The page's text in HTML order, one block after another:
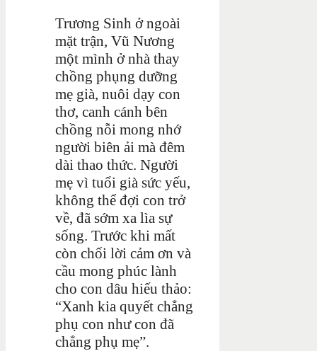
Trương Sinh ở ngoài
mặt trận, Vũ Nương
một mình ở nhà thay
chồng phụng dưỡng
mẹ già, nuôi dạy con
thơ, canh cánh bên
chồng nỗi mong nhớ
người biên ải mà đêm
dài thao thức. Người
mẹ vì tuổi già sức yếu,
không thể đợi con trở
về, đã sớm xa lìa sự
sống. Trước khi mất
còn chối lời cảm ơn và
cầu mong phúc lành
cho con dâu hiếu thảo:
“Xanh kia quyết chẳng
phụ con như con đã
chẳng phụ mẹ”.